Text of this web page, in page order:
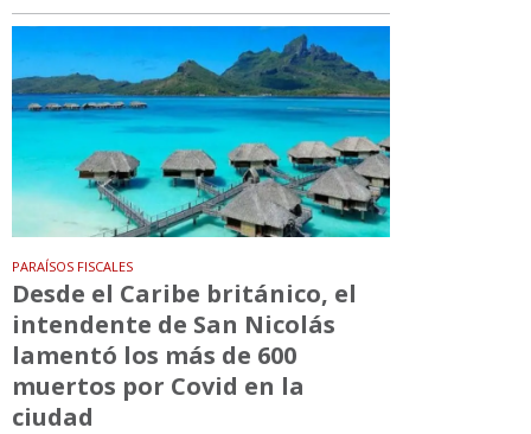
PARAÍSOS FISCALES
Desde el Caribe británico, el
intendente de San Nicolás
lamentó los más de 600
muertos por Covid en la
ciudad